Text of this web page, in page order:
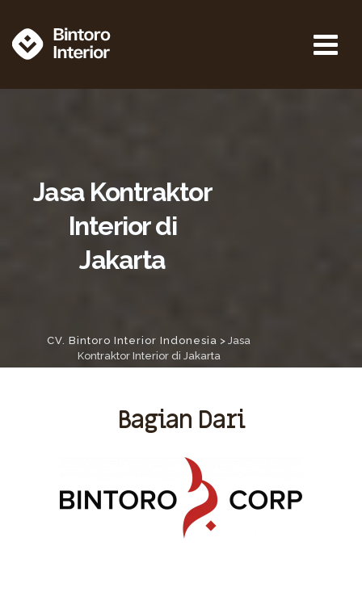
Jasa Kontraktor
Interior di
Jakarta
CV. Bintoro Interior Indonesia > Jasa
Kontraktor Interior di Jakarta
Bagian Dari